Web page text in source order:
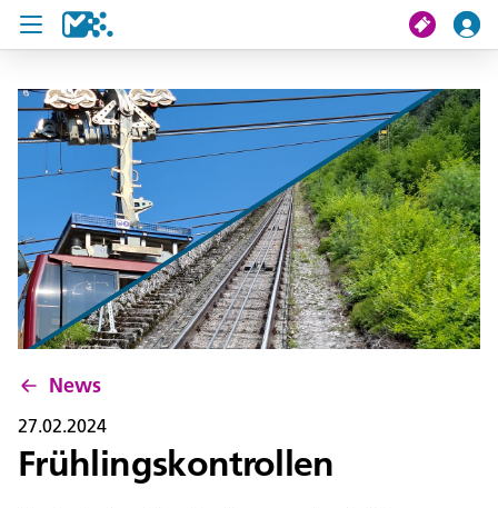
Suche
Meine Fahrt
Tickets
U19 Pass
News
Projekte
Service und Kontakt
News
27.02.2024
Frühlingskontrollen